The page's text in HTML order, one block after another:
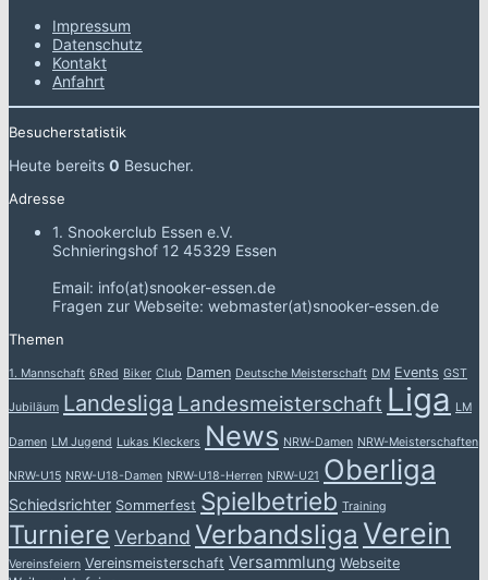
Impressum
Datenschutz
Kontakt
Anfahrt
Besucherstatistik
Heute bereits 0 Besucher.
Adresse
1. Snookerclub Essen e.V.
Schnieringshof 12 45329 Essen
Email: info(at)snooker-essen.de
Fragen zur Webseite: webmaster(at)snooker-essen.de
Themen
1. Mannschaft 6Red Biker Club Damen Deutsche Meisterschaft DM Events GST
Jubiläum Landesliga Landesmeisterschaft Liga LM
Damen LM Jugend Lukas Kleckers News NRW-Damen NRW-Meisterschaften
NRW-U15 NRW-U18-Damen NRW-U18-Herren NRW-U21 Oberliga
Schiedsrichter Sommerfest Spielbetrieb Training
Turniere Verband Verbandsliga Verein
Vereinsfeiern Vereinsmeisterschaft Versammlung Webseite